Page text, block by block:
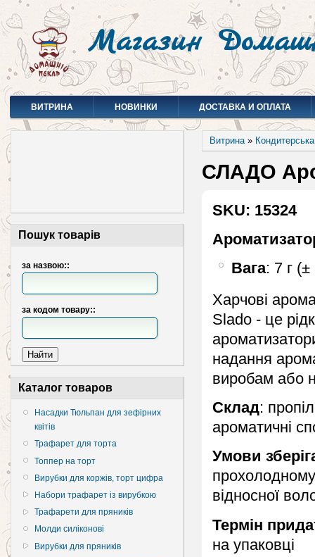
Магазин
ВИТРИНА НОВИНКИ ДОСТАВКА И ОПЛАТА
Пошук товарів
за назвою::
за кодом товару::
Каталог товаров
Насадки Тюльпан для зефірних
квітів
Трафарет для торта
Топпер на торт
Вирубки для коржів, торт цифра
Набори трафарет із вирубкою
Трафарети для пряників
Молди силіконові
Вирубки для пряників
Витрина»
СЛАДО
SKU: 15324
Вага: 7 г (±
Харчові
Slado - це
надання
виробам або
Склад:
ароматичні
Умови
відносної
Термін
на упаковці